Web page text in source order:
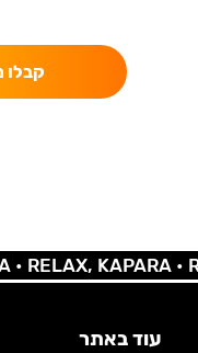
קבלו
KAPARA •
עוד באתר